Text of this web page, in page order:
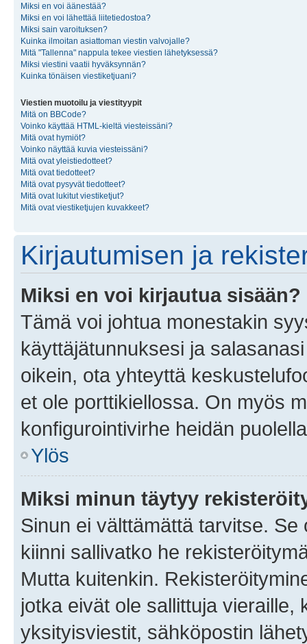
Miksi en voi äänestää?
Miksi en voi lähettää liitetiedostoa?
Miksi sain varoituksen?
Kuinka ilmoitan asiattoman viestin valvojalle?
Mitä "Tallenna" nappula tekee viestien lähetyksessä?
Miksi viestini vaatii hyväksynnän?
Kuinka tönäisen viestiketjuani?
Viestien muotoilu ja viestityypit
Mitä on BBCode?
Voinko käyttää HTML-kieltä viesteissäni?
Mitä ovat hymiöt?
Voinko näyttää kuvia viesteissäni?
Mitä ovat yleistiedotteet?
Mitä ovat tiedotteet?
Mitä ovat pysyvät tiedotteet?
Mitä ovat lukitut viestiketjut?
Mitä ovat viestiketjujen kuvakkeet?
Kirjautumisen ja
Miksi en voi kirjautua sisään?
Tämä voi johtua monestakin
käyttäjätunnuksesi ja
oikein, ota yhteyttä
et ole porttikiellossa. On myös
konfigurointivirhe heidän
Ylös
Miksi minun täytyy
Sinun ei välttämättä tarvitse.
kiinni sallivatko he
Mutta kuitenkin.
jotka eivät ole sallittuja vieraille,
yksityisviestit, sähköpostin